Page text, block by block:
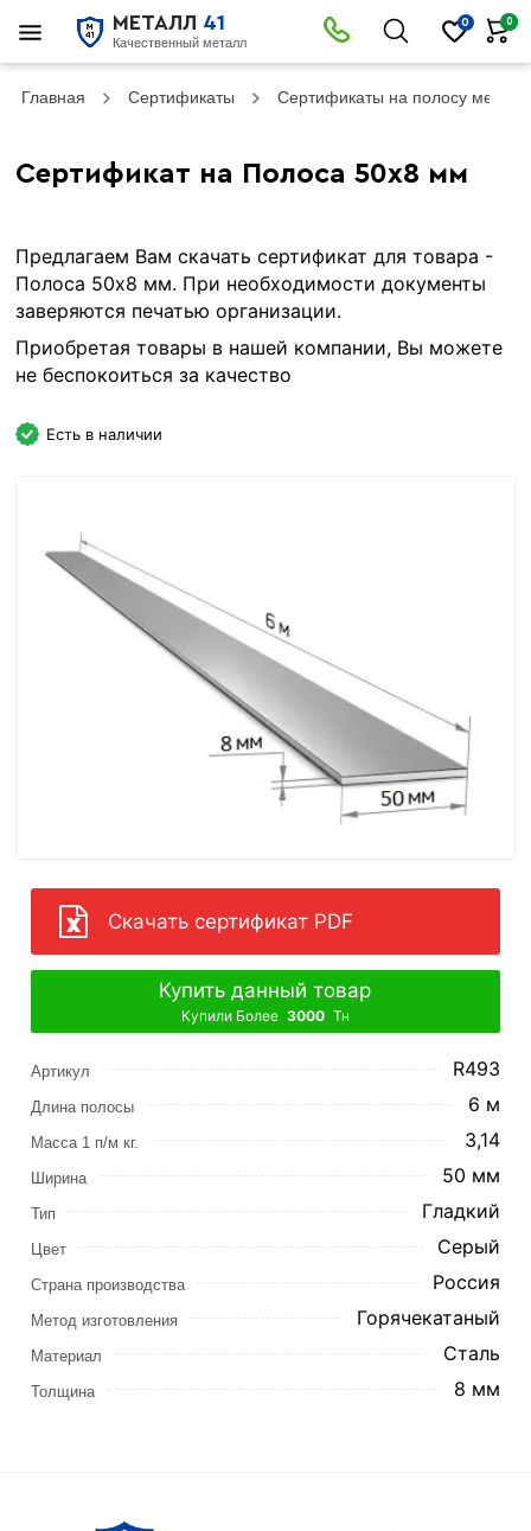
МЕТАЛЛ 41
Качественный металл
0 0
Главная Сертификаты Сертификаты на полосу
Сертификат на Полоса 50х8 мм
Предлагаем Вам скачать сертификат для товара -
Полоса 50х8 мм. При необходимости документы
заверяются печатью организации.
Приобретая товары в нашей компании, Вы можете
не беспокоиться за качество
Есть в наличии
Скачать сертификат PDF
Купить данный товар
Купили Более 3000 Тн
Артикул R493
Длина полосы 6 м
Масса 1 п/м кг. 3,14
Ширина 50 мм
Тип Гладкий
Цвет Серый
Страна производства Россия
Метод изготовления Горячекатаный
Материал Сталь
Толщина 8 мм